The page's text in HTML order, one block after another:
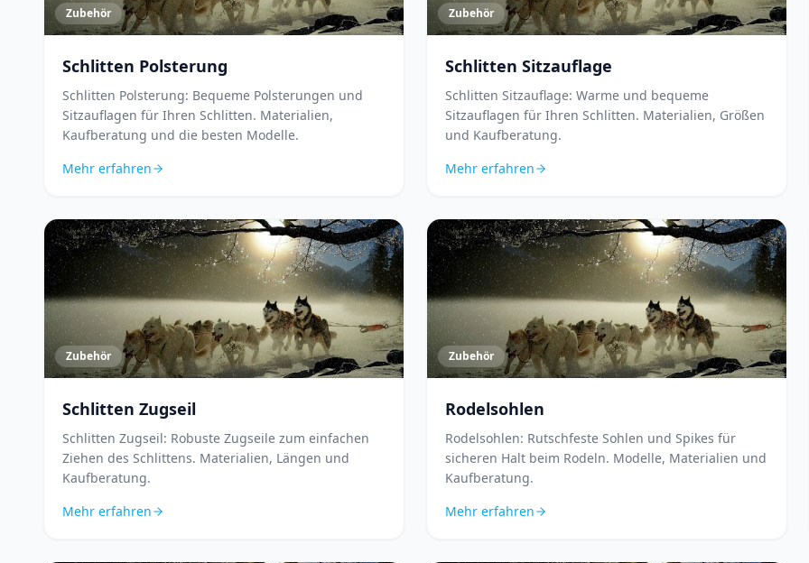
Zubehör
Schlitten Polsterung
Schlitten Polsterung: Bequeme Polsterungen und
Sitzauflagen für Ihren Schlitten. Materialien,
Kaufberatung und die besten Modelle.
Mehr erfahren
Zubehör
Schlitten Sitzauflage
Schlitten Sitzauflage: Warme und bequeme
Sitzauflagen für Ihren Schlitten. Materialien, Größen
und Kaufberatung.
Mehr erfahren
Zubehör
Schlitten Zugseil
Schlitten Zugseil: Robuste Zugseile zum einfachen
Ziehen des Schlittens. Materialien, Längen und
Kaufberatung.
Mehr erfahren
Zubehör
Rodelsohlen
Rodelsohlen: Rutschfeste Sohlen und Spikes für
sicheren Halt beim Rodeln. Modelle, Materialien und
Kaufberatung.
Mehr erfahren